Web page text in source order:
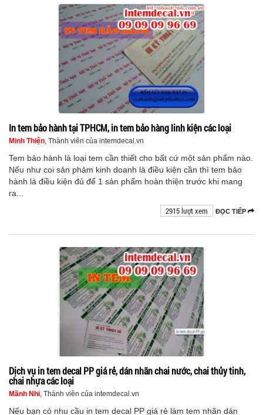
In tem bảo hành tại TPHCM, in tem bảo hàng linh kiện các loại
Minh Thiện, Thành viên của intemdecal.vn
Tem bảo hành là loại tem cần thiết cho bất cứ một sản phẩm nào.
Nếu như coi sản phảm kinh doanh là điều kiện cần thì tem bảo
hành là điều kiện đủ để 1 sản phẩm hoàn thiện trước khi mang
ra...
ĐỌC TIẾP
2915 lượt xem
Dịch vụ in tem decal PP giá rẻ, dán nhãn chai nước, chai thủy tinh,
chai nhựa các loại
Mãnh Nhi, Thành viên của intemdecal.vn
Nếu bạn có nhu cầu in tem decal PP giá rẻ làm tem nhãn dán